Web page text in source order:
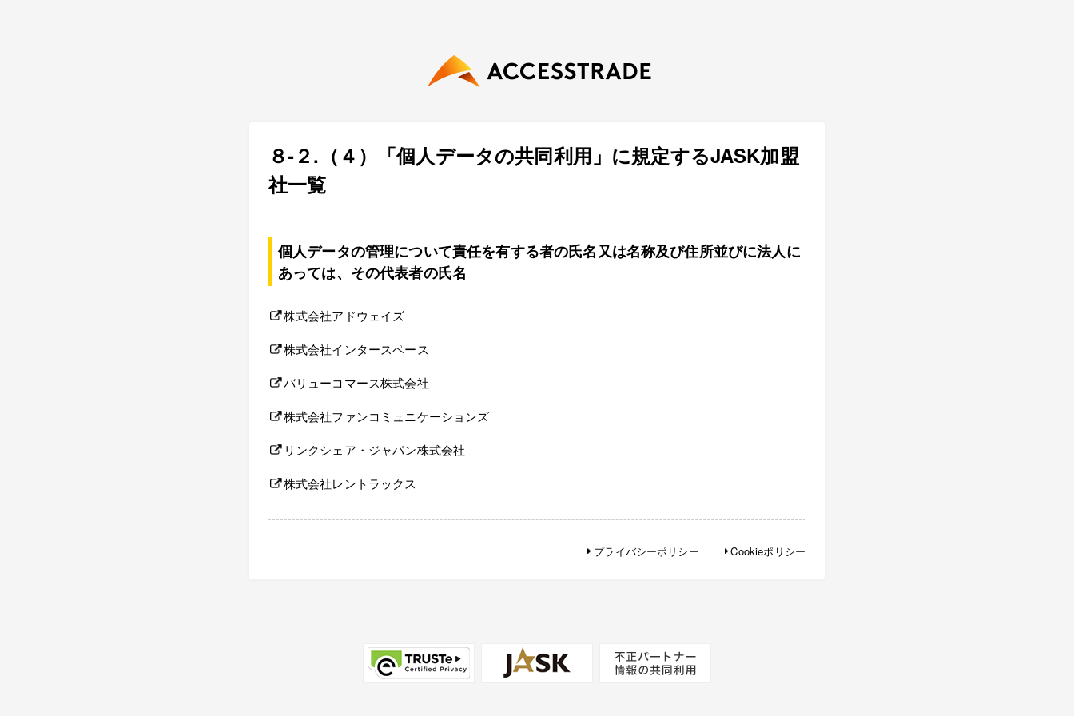
８-２.（４）「個人データの共同利用」に規定するJASK加盟
社一覧
個人データの管理について責任を有する者の氏名又は名称及び住所並びに法人に
あっては、その代表者の氏名
株式会社アドウェイズ
株式会社インタースペース
バリューコマース株式会社
株式会社ファンコミュニケーションズ
リンクシェア・ジャパン株式会社
株式会社レントラックス
プライバシーポリシー Cookieポリシー